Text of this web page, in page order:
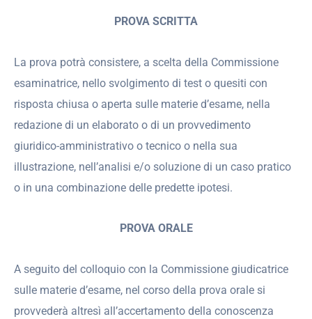
PROVA SCRITTA
La prova potrà consistere, a scelta della Commissione
esaminatrice, nello svolgimento di test o quesiti con
risposta chiusa o aperta sulle materie d’esame, nella
redazione di un elaborato o di un provvedimento
giuridico-amministrativo o tecnico o nella sua
illustrazione, nell’analisi e/o soluzione di un caso pratico
o in una combinazione delle predette ipotesi.
PROVA ORALE
A seguito del colloquio con la Commissione giudicatrice
sulle materie d’esame, nel corso della prova orale si
provvederà altresì all’accertamento della conoscenza